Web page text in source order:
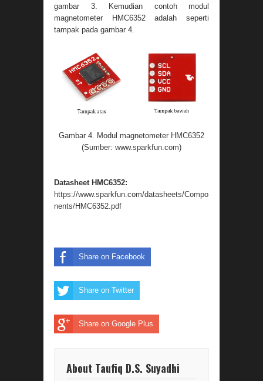
gambar 3. Kemudian contoh modul
magnetometer HMC6352 adalah seperti
tampak pada gambar 4.
Gambar 4. Modul magnetometer HMC6352
(Sumber: www.sparkfun.com)
Datasheet HMC6352:
https://www.sparkfun.com/datasheets/Compo
nents/HMC6352.pdf
Share on Facebook
Share on Twitter
Share on Google Plus
About Taufiq D.S. Suyadhi